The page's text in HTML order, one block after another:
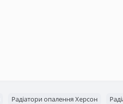
Радіатори опалення Херсон